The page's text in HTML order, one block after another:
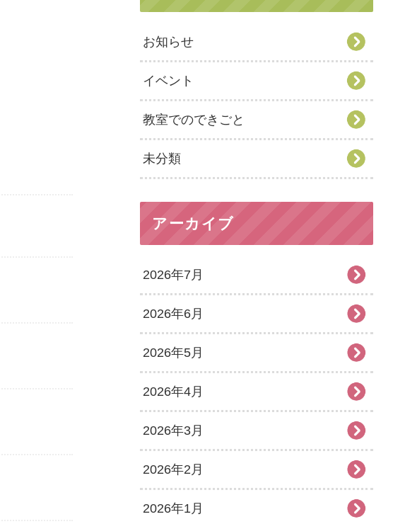
お知らせ
イベント
教室でのできごと
未分類
アーカイブ
2026年7月
2026年6月
2026年5月
2026年4月
2026年3月
2026年2月
2026年1月